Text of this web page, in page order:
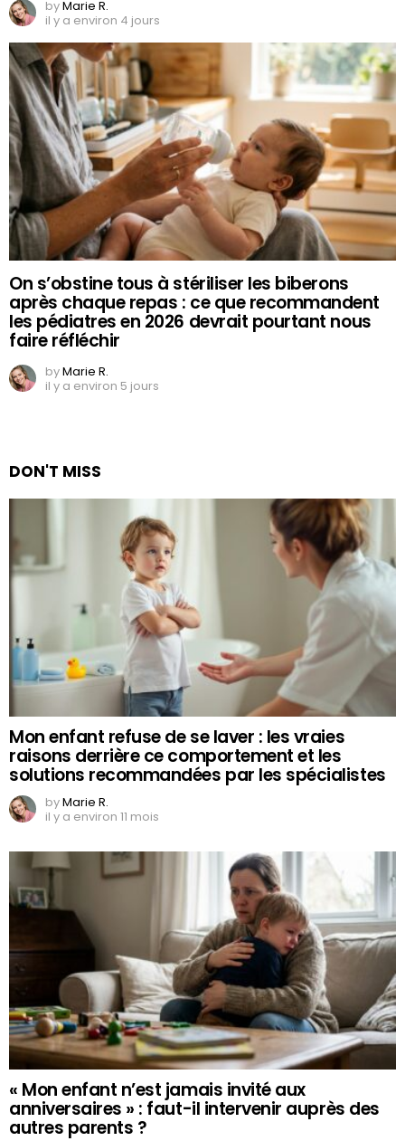
byMarie R.
il y a environ 4 jours
On s’obstine tous à stériliser les biberons
après chaque repas : ce que recommandent
les pédiatres en 2026 devrait pourtant nous
faire réfléchir
byMarie R.
il y a environ 5 jours
DON'T MISS
Mon enfant refuse de se laver : les vraies
raisons derrière ce comportement et les
solutions recommandées par les spécialistes
byMarie R.
il y a environ 11 mois
« Mon enfant n’est jamais invité aux
anniversaires » : faut-il intervenir auprès des
autres parents ?